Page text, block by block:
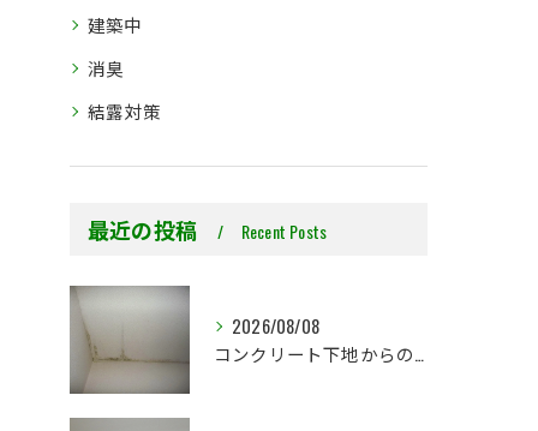
建築中
消臭
結露対策
最近の投稿 Recent Posts
2026/08/08
コンクリート下地からのカビ｜最初で止めるか？我慢して酷くなってから止めるか？